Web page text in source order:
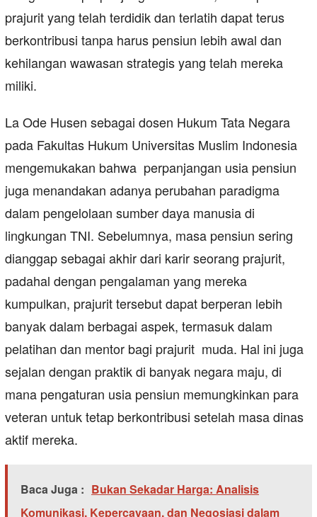
prajurit yang telah terdidik dan terlatih dapat terus
berkontribusi tanpa harus pensiun lebih awal dan
kehilangan wawasan strategis yang telah mereka
miliki.
La Ode Husen sebagai dosen Hukum Tata Negara
pada Fakultas Hukum Universitas Muslim Indonesia
mengemukakan bahwa perpanjangan usia pensiun
juga menandakan adanya perubahan paradigma
dalam pengelolaan sumber daya manusia di
lingkungan TNI. Sebelumnya, masa pensiun sering
dianggap sebagai akhir dari karir seorang prajurit,
padahal dengan pengalaman yang mereka
kumpulkan, prajurit tersebut dapat berperan lebih
banyak dalam berbagai aspek, termasuk dalam
pelatihan dan mentor bagi prajurit muda. Hal ini juga
sejalan dengan praktik di banyak negara maju, di
mana pengaturan usia pensiun memungkinkan para
veteran untuk tetap berkontribusi setelah masa dinas
aktif mereka.
Baca Juga : Bukan Sekadar Harga: Analisis
Komunikasi, Kepercayaan, dan Negosiasi dalam